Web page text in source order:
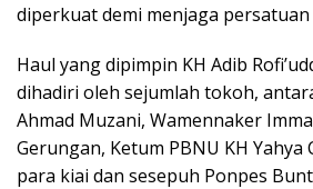
diperkuat demi menjaga persatuan
Haul yang dipimpin KH Adib
dihadiri oleh sejumlah tokoh,
Ahmad Muzani, Wamennaker
Gerungan, Ketum PBNU KH Yahya
para kiai dan sesepuh Ponpes